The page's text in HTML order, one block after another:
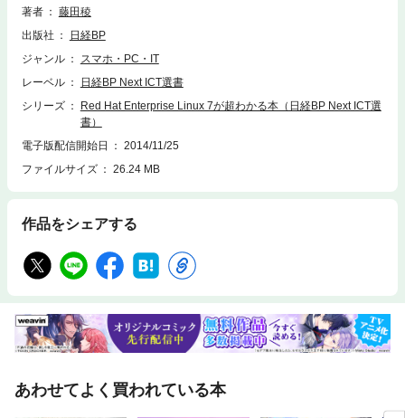
性を維持しています。しかし、「エンタープライズOSを再定義した」と
の処理のいずれにも加えられています。まずは、その“大きな変更”につい
て、歴史的背景も交えて説明します。 続いて、RHEL7ではサービス管理
か、500Tバイトをサポートする高性能な標準ファイルシステムである「X
FS」の特徴、新ファイアウォールがダイナミックに動作するとはどういう
ことか、などについて詳しく説明します。従来版のブートローダーである
「GRUB」なら多少知っているという人が、RHEL7に搭載された「GRUB
2」の設定で「ハマる」ことのないよう、GRUB2の設定のポイントも示し
ます。サイトでアカウントを作成すれば入手できる、30日評価用サブスク
著者
藤田稜
出版社
日経BP
ジャンル
スマホ・PC・IT
レーベル
日経BP Next ICT選書
シリーズ
Red Hat Enterprise Linux 7が超わかる本（日経BP Next ICT選
書）
電子版配信開始日
2014/11/25
ファイルサイズ
26.24 MB
作品をシェアする
あわせてよく買われている本